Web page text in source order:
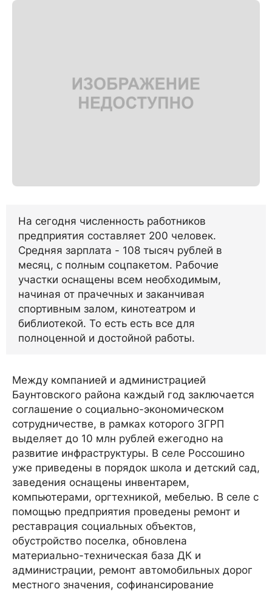
На сегодня численность работников
предприятия составляет 200 человек.
Средняя зарплата - 108 тысяч рублей в
месяц, с полным соцпакетом. Рабочие
участки оснащены всем необходимым,
начиная от прачечных и заканчивая
спортивным залом, кинотеатром и
библиотекой. То есть есть все для
полноценной и достойной работы.
Между компанией и администрацией
Баунтовского района каждый год заключается
соглашение о социально-экономическом
сотрудничестве, в рамках которого ЗГРП
выделяет до 10 млн рублей ежегодно на
развитие инфраструктуры. В селе Россошино
уже приведены в порядок школа и детский сад,
заведения оснащены инвентарем,
компьютерами, оргтехникой, мебелью. В селе с
помощью предприятия проведены ремонт и
реставрация социальных объектов,
обустройство поселка, обновлена
материально-техническая база ДК и
администрации, ремонт автомобильных дорог
местного значения, софинансирование